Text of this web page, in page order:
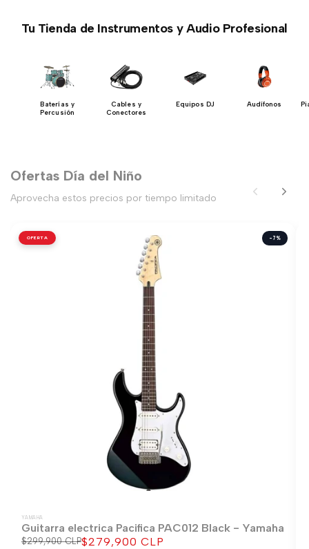
Tu Tienda de Instrumentos y Audio Profesional
Baterías y
Percusión
Cables y
Conectores
Equipos DJ Audífonos
Ofertas Día del Niño
Aprovecha estos precios por tiempo limitado
OFERTA -7%
YAMAHA
Guitarra electrica Pacifica PAC012 Black - Yamaha
Precio
$299,900 CLPPrecio
$279,900 CLP